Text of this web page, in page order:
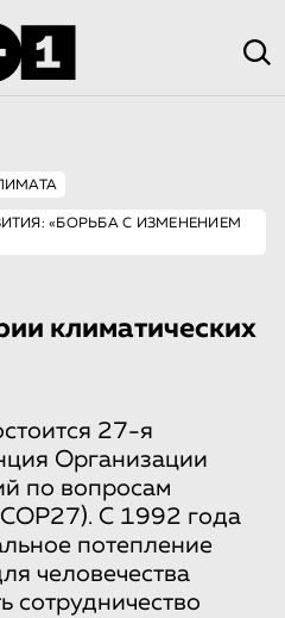
«БОРЬБА С ИЗМЕНЕНИЕМ
климатических
27-я
Организации
по вопросам
С 1992 года
потепление
человечества
сотрудничество